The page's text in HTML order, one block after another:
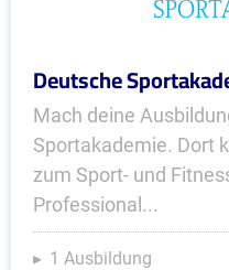
Deutsche
Mach deine
Sportakademie. Dort
zum Sport- und
Professional...
1 Ausbildung